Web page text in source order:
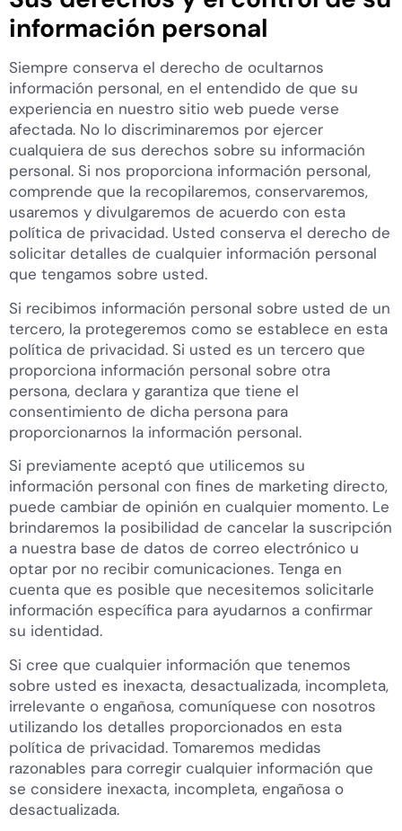
información personal
Siempre conserva el derecho de ocultarnos
información personal, en el entendido de que su
experiencia en nuestro sitio web puede verse
afectada. No lo discriminaremos por ejercer
cualquiera de sus derechos sobre su información
personal. Si nos proporciona información personal,
comprende que la recopilaremos, conservaremos,
usaremos y divulgaremos de acuerdo con esta
política de privacidad. Usted conserva el derecho de
solicitar detalles de cualquier información personal
que tengamos sobre usted.
Si recibimos información personal sobre usted de un
tercero, la protegeremos como se establece en esta
política de privacidad. Si usted es un tercero que
proporciona información personal sobre otra
persona, declara y garantiza que tiene el
consentimiento de dicha persona para
proporcionarnos la información personal.
Si previamente aceptó que utilicemos su
información personal con fines de marketing directo,
puede cambiar de opinión en cualquier momento. Le
brindaremos la posibilidad de cancelar la suscripción
a nuestra base de datos de correo electrónico u
optar por no recibir comunicaciones. Tenga en
cuenta que es posible que necesitemos solicitarle
información específica para ayudarnos a confirmar
su identidad.
Si cree que cualquier información que tenemos
sobre usted es inexacta, desactualizada, incompleta,
irrelevante o engañosa, comuníquese con nosotros
utilizando los detalles proporcionados en esta
política de privacidad. Tomaremos medidas
razonables para corregir cualquier información que
se considere inexacta, incompleta, engañosa o
desactualizada.